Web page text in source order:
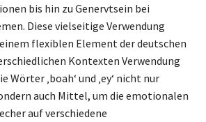
bis hin zu Genervtsein bei
Diese vielseitige Verwendung
einem flexiblen Element der deutschen
Kontexten Verwendung
Wörter ‚boah‘ und ‚ey‘ nicht nur
auch Mittel, um die emotionalen
auf verschiedene